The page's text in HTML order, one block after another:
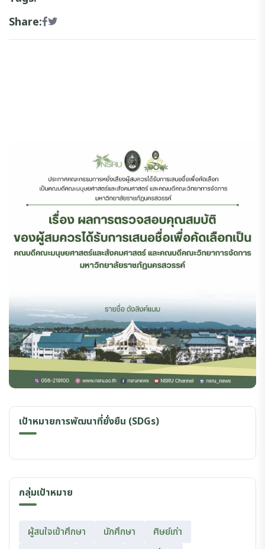
Share:
เป้าหมายการพัฒนาที่ยั่งยืน (SDGs)
กลุ่มเป้าหมาย
ผู้สนใจเข้าศึกษา นักศึกษา
ศิษย์เก่า